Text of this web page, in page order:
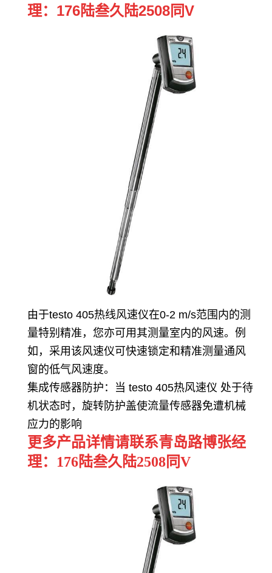
理：176陆叁久陆2508同V
由于testo 405热线风速仪在0-2 m/s范围内的测
量特别精准，您亦可用其测量室内的风速。例
如，采用该风速仪可快速锁定和精准测量通风
窗的低气风速度。
集成传感器防护：当 testo 405热风速仪 处于待
机状态时，旋转防护盖使流量传感器免遭机械
应力的影响
更多产品详情请联系青岛路博张经
理：176陆叁久陆2508同V